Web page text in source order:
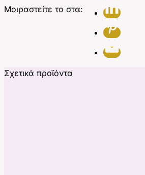
Μοιραστείτε το στα:
Σχετικά προϊόντα